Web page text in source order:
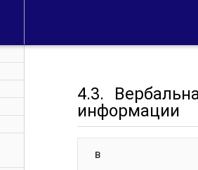
4.3.
информации
В